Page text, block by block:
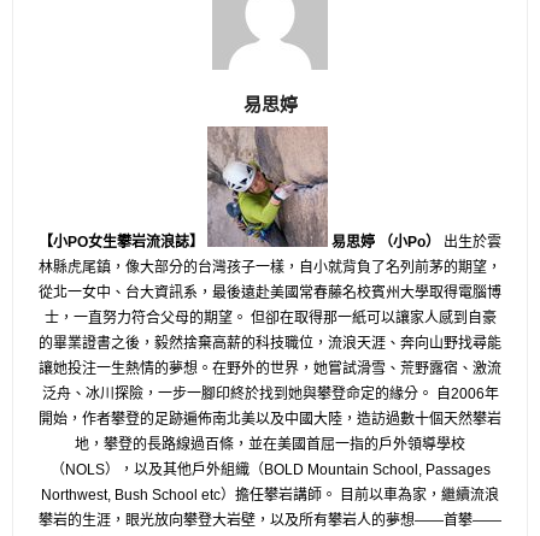
易思婷
【小PO女生攀岩流浪誌】 易思婷 （小Po）
出生於雲
林縣虎尾鎮，像大部分的台灣孩子一樣， 自小就背負了名列前茅的期望，
從北一女中、台大資訊系， 最後遠赴美國常春藤名校賓州大學取得電腦博
士， 一直努力符合父母的期望。 但卻在取得那一紙可以讓家人感到自豪
的畢業證書之後， 毅然捨棄高薪的科技職位，流浪天涯、 奔向山野找尋能
讓她投注一生熱情的夢想。在野外的世界， 她嘗試滑雪、荒野露宿、激流
泛舟、冰川探險， 一步一腳印終於找到她與攀登命定的緣分。 自2006年
開始，作者攀登的足跡遍佈南北美以及中國大陸， 造訪過數十個天然攀岩
地，攀登的長路線過百條， 並在美國首屈一指的戶外領導學校
（NOLS）， 以及其他戶外組織（BOLD Mountain School, Passages
Northwest, Bush School etc）擔任攀岩講師。 目前以車為家，繼續流浪
攀岩的生涯，眼光放向攀登大岩壁， 以及所有攀岩人的夢想——首攀——